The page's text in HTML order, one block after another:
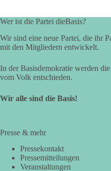
Wer ist die Partei dieBasis?
Wir sind eine neue Partei, die ihr
mit den Mitgliedern entwickelt.
In der Basisdemokratie werden
vom Volk entschieden.
Wir alle sind die Basis!
Presse & mehr
Pressekontakt
Pressemitteilungen
Veranstaltungen